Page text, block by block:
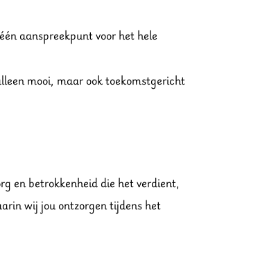
aanspreekpunt voor het hele
mooi, maar ook toekomstgericht
en betrokkenheid die het verdient,
wij jou ontzorgen tijdens het